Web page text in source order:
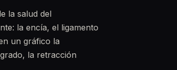
la salud del
la encía, el ligamento
un gráfico la
la retracción